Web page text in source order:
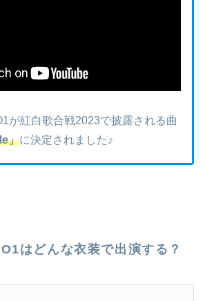
が紅白歌合戦2023で披露される曲
」に決定されました♪
はどんな衣装で出演する？